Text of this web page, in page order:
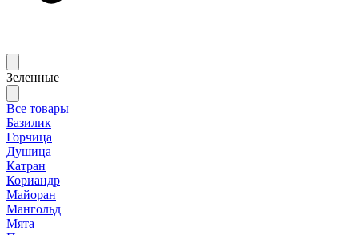
Зеленные
Все товары
Базилик
Горчица
Душица
Катран
Кориандр
Майоран
Мангольд
Мята